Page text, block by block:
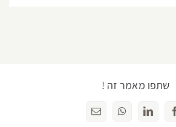
שתפו מאמר זה !
Facebook
LinkedIn
WhatsAppכתובת